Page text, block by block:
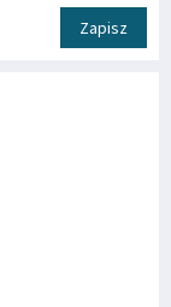
Zapisz